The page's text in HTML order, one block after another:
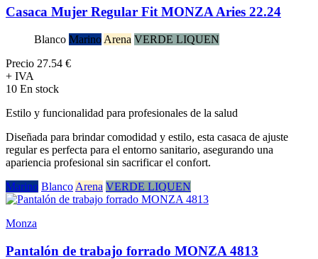
Casaca Mujer Regular Fit MONZA Aries 22.24
Blanco Marino Arena VERDE LIQUEN
Precio 27.54 €
+ IVA
10 En stock
Estilo y funcionalidad para profesionales de la salud
Diseñada para brindar comodidad y estilo, esta casaca de ajuste
regular es perfecta para el entorno sanitario, asegurando una
apariencia profesional sin sacrificar el confort.
Marino Blanco Arena VERDE LIQUEN
Monza
Pantalón de trabajo forrado MONZA 4813